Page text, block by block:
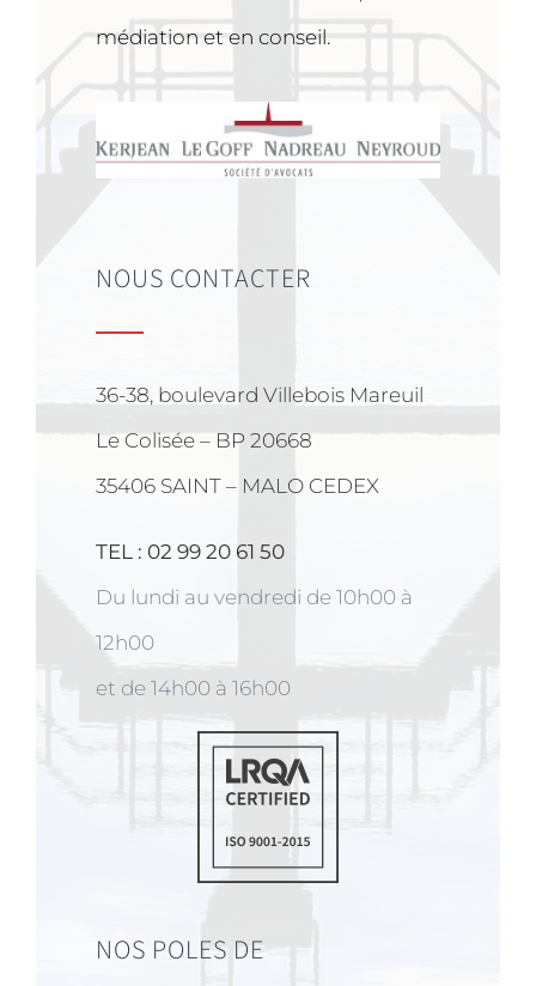
médiation et en conseil.
NOUS CONTACTER
36-38, boulevard Villebois Mareuil
Le Colisée – BP 20668
35406 SAINT – MALO CEDEX
TEL : 02 99 20 61 50
Du lundi au vendredi de 10h00 à
12h00
et de 14h00 à 16h00
NOS POLES DE